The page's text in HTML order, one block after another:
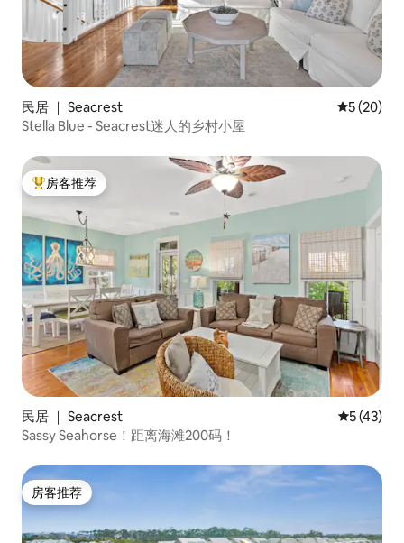
民居 ｜ Seacrest 平均评分
5 (20)
Stella Blue - Seacrest迷人的乡村小屋
热门「房客推荐」
房客推荐
民居 ｜ Seacrest 平均评分
5 (43)
Sassy Seahorse！距离海滩200码！
房客推荐
房客推荐